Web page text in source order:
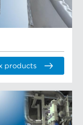
products